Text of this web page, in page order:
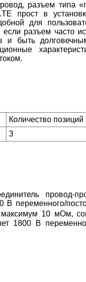
разъем типа
прост в
для
разъем часто
и быть
Количество позиций
3
провод-
В переменного/
10 мОм,
1800 В